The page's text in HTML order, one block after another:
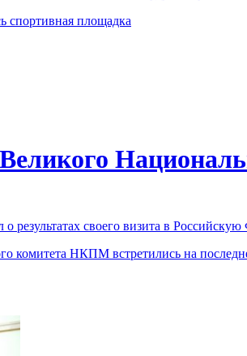
спортивная площадка
о результатах своего визита в
комитета НКПМ встретились на